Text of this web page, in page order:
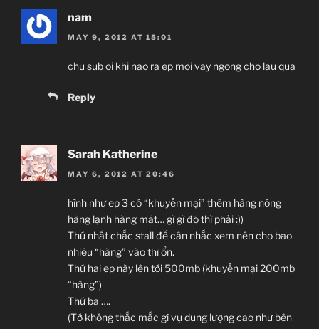
nam
MAY 9, 2012 AT 15:01
chu sub oi khi nao ra ep moi vay ngong cho lau qua
Reply
Sarah Katherine
MAY 6, 2012 AT 20:46
hình như ep 3 có “khuyến mại” thêm hàng nóng
hàng lạnh hàng mát… gì gì đó thì phải :))
Thứ nhất chắc stall để cân nhắc xem nên cho bao
nhiêu “hàng” vào thì ổn.
Thứ hai ep này lên tới 500mb (khuyến mại 200mb
“hàng”)
Thứ ba ….
(Tớ không thắc mắc gì vụ dung lượng cao như bên